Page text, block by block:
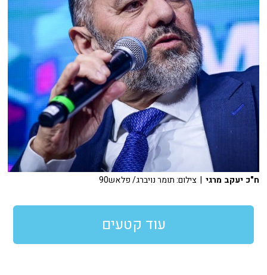
ח"כ יעקב מרגי | צילום: תומר נויברג/ פלאש90
עוד קטעים